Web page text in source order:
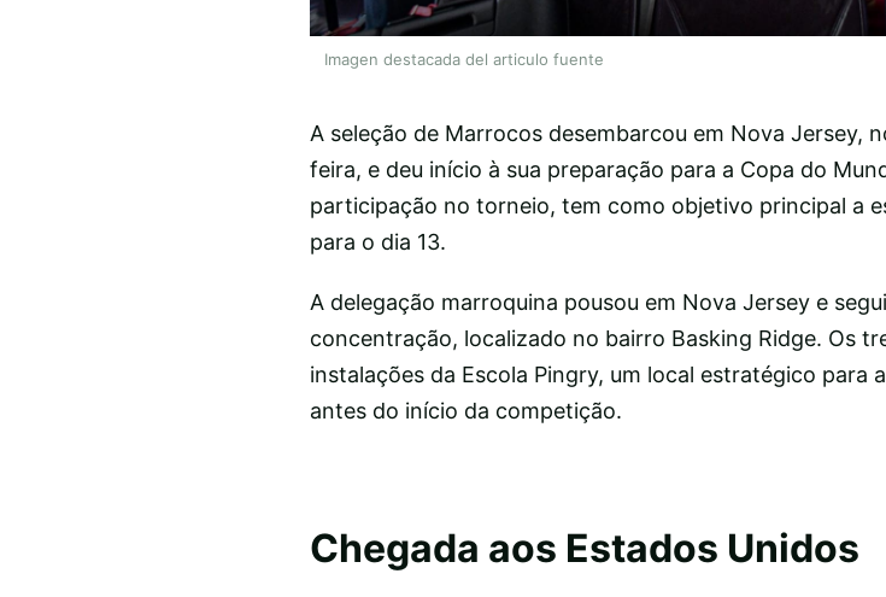
Imagen destacada del articulo fuente
A seleção de Marrocos desembarcou em Nova Jersey,
feira, e deu início à sua preparação para a Copa do
participação no torneio, tem como objetivo principal a
para o dia 13.
A delegação marroquina pousou em Nova Jersey e
concentração, localizado no bairro Basking Ridge. Os
instalações da Escola Pingry, um local estratégico para
antes do início da competição.
Chegada aos Estados Unidos